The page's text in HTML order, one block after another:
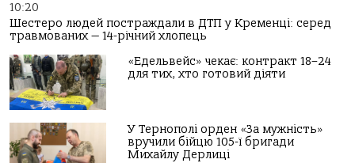
10:20
Шестеро людей постраждали в ДТП у Кременці: серед
травмованих — 14-річний хлопець
«Едельвейс» чекає: контракт 18–24
для тих, хто готовий діяти
У Тернополі орден «За мужність»
вручили бійцю 105-ї бригади
Михайлу Дерлиці